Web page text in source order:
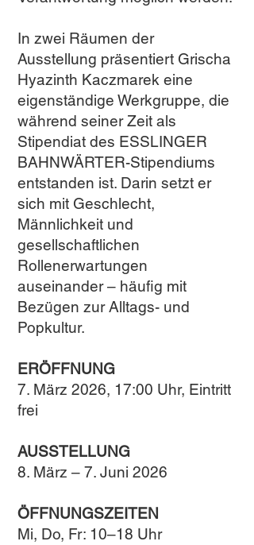
In zwei Räumen der
Ausstellung präsentiert Grischa
Hyazinth Kaczmarek eine
eigenständige Werkgruppe, die
während seiner Zeit als
Stipendiat des ESSLINGER
BAHNWÄRTER-Stipendiums
entstanden ist. Darin setzt er
sich mit Geschlecht,
Männlichkeit und
gesellschaftlichen
Rollenerwartungen
auseinander – häufig mit
Bezügen zur Alltags- und
Popkultur.
ERÖFFNUNG
7. März 2026, 17:00 Uhr, Eintritt
frei
AUSSTELLUNG
8. März – 7. Juni 2026
ÖFFNUNGSZEITEN
Mi, Do, Fr: 10–18 Uhr